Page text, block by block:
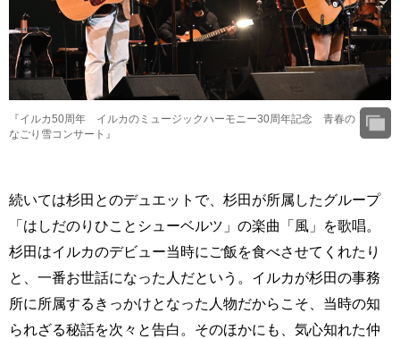
『イルカ50周年 イルカのミュージックハーモニー30周年記念 青春の
なごり雪コンサート』
続いては杉田とのデュエットで、杉田が所属したグループ
「はしだのりひことシューベルツ」の楽曲「風」を歌唱。
杉田はイルカのデビュー当時にご飯を食べさせてくれたり
と、一番お世話になった人だという。イルカが杉田の事務
所に所属するきっかけとなった人物だからこそ、当時の知
られざる秘話を次々と告白。そのほかにも、気心知れた仲